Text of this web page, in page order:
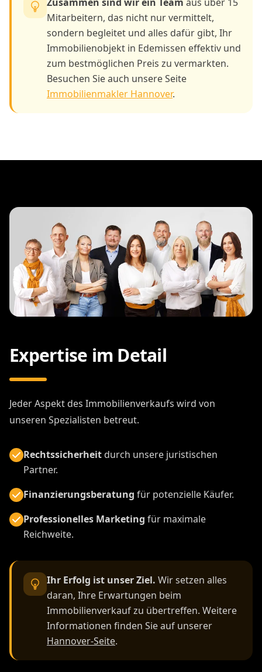
Mitarbeitern, das nicht nur vermittelt,
sondern begleitet und alles dafür gibt, Ihr
Immobilienobjekt in Edemissen effektiv und
zum bestmöglichen Preis zu vermarkten.
Besuchen Sie auch unsere Seite
Immobilienmakler Hannover.
Expertise im Detail
Jeder Aspekt des Immobilienverkaufs wird von
unseren Spezialisten betreut.
Rechtssicherheitdurch unsere juristischen
Partner.
Finanzierungsberatung für potenzielle Käufer.
Professionelles Marketing für maximale
Reichweite.
Ihr Erfolg ist unser Ziel. Wir setzen alles
daran, Ihre Erwartungen beim
Immobilienverkauf zu übertreffen. Weitere
Informationen finden Sie auf unserer
Hannover-Seite.